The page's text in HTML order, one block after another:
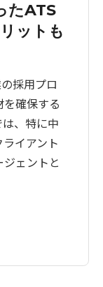
たATS
ットも
採用プロ
確保する
、特に中
イアント
ェントと